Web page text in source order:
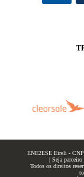
ENE2ESE Eireli -
| Seja
Todos os direitos